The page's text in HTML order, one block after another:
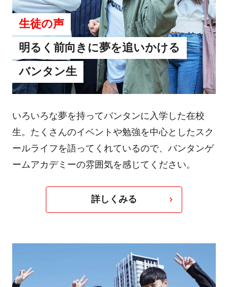
生徒の声
明るく前向きに夢を追いかける
バンタン生
いろいろな夢を持ってバンタンに入学した在校
生。たくさんのイベントや勉強を中心としたスク
ールライフを語ってくれているので、バンタンゲ
ームアカデミーの雰囲気を感じてください。
詳しくみる